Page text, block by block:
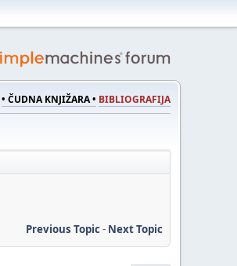
• ČUDNA KNJIŽARA • BIBLIOGRAFIJA
Previous Topic- Next Topic